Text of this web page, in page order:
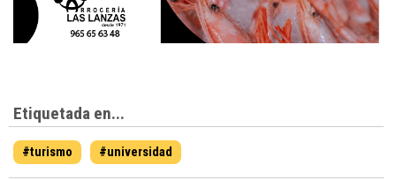
Etiquetada en...
#turismo #universidad